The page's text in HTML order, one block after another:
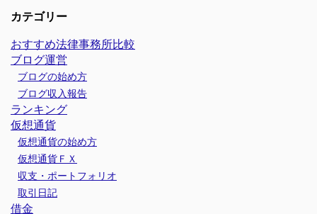
カテゴリー
おすすめ法律事務所比較
ブログ運営
ブログの始め方
ブログ収入報告
ランキング
仮想通貨
仮想通貨の始め方
仮想通貨ＦＸ
収支・ポートフォリオ
取引日記
借金